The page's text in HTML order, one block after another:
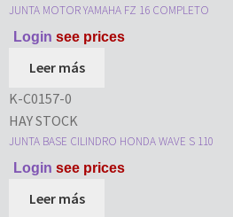
JUNTA MOTOR YAMAHA FZ 16 COMPLETO
Login see prices
Leer más
K-C0157-0
HAY STOCK
JUNTA BASE CILINDRO HONDA WAVE S 110
Login see prices
Leer más